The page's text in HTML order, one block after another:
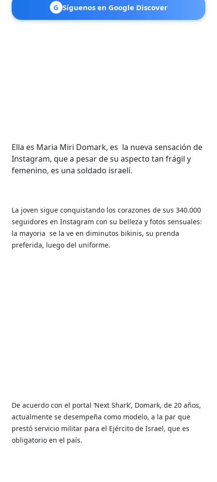
G Síguenos en Google Discover
Ella es Maria Miri Domark, es la nueva sensación de
Instagram, que a pesar de su aspecto tan frágil y
femenino, es una soldado israelí.
La joven sigue conquistando los corazones de sus 340.000
seguidores en Instagram con su belleza y fotos sensuales:
la mayoria se la ve en diminutos bikinis, su prenda
preferida, luego del uniforme.
De acuerdo con el portal ‘Next Shark’, Domark, de 20 años,
actualmente se desempeña como modelo, a la par que
prestó servicio militar para el Ejército de Israel, que es
obligatorio en el país.